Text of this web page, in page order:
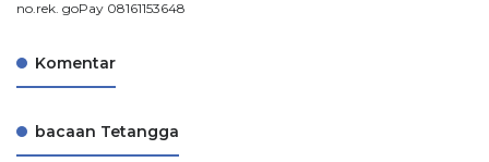
no.rek. goPay 08161153648
Komentar
bacaan Tetangga